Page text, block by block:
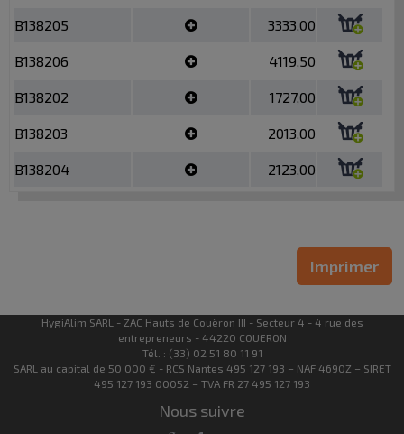
B138205 3333,00
B138206 4119,50
B138202 1727,00
B138203 2013,00
B138204 2123,00
Imprimer
HygiAlim SARL - ZAC Hauts de Couëron III - Secteur 4 - 4 rue des
entrepreneurs - 44220 COUERON
Tél. : (33) 02 51 80 11 91
SARL au capital de 50 000 € - RCS Nantes 495 127 193 – NAF 4690Z – SIRET
495 127 193 00052 – TVA FR 27 495 127 193
Nous suivre